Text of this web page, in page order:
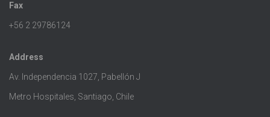
Fax
+56 2 29786124
Address
Av. Independencia 1027, Pabellón J
Metro Hospitales, Santiago, Chile